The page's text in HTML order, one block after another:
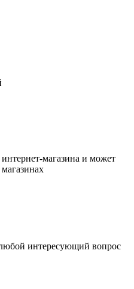
магазина и может
интересующий вопрос